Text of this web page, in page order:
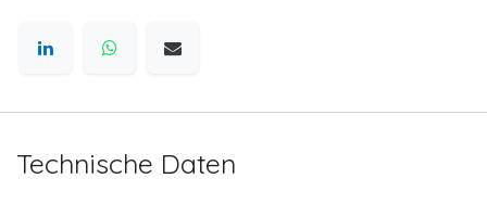
Technische Daten